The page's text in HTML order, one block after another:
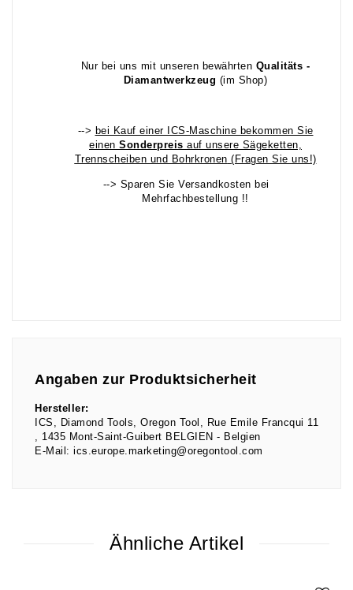
Nur bei uns mit unseren bewährten Qualitäts -
Diamantwerkzeug (im Shop)
--> bei Kauf einer ICS-Maschine bekommen Sie
einen Sonderpreis auf unsere Sägeketten,
Trennscheiben und Bohrkronen (Fragen Sie uns!)
--> Sparen Sie Versandkosten bei
Mehrfachbestellung !!
Angaben zur Produktsicherheit
Hersteller:
ICS, Diamond Tools, Oregon Tool
Rue Emile Francqui 11
1435 Mont-Saint-Guibert BELGIEN
Belgien
E-Mail: ics.europe.marketing@oregontool.com
Ähnliche Artikel